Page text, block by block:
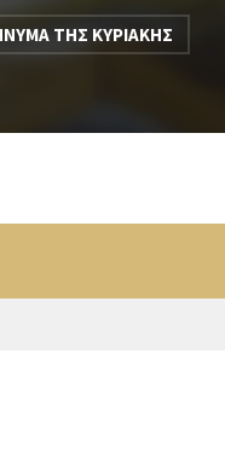
ΤΗΣ ΚΥΡΙΑΚΗΣ